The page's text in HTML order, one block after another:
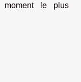
moment le plus